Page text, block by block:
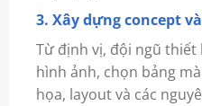
3. Xây dựng concept
Từ định vị, đội ngũ
hình ảnh, chọn bảng
họa, layout và các